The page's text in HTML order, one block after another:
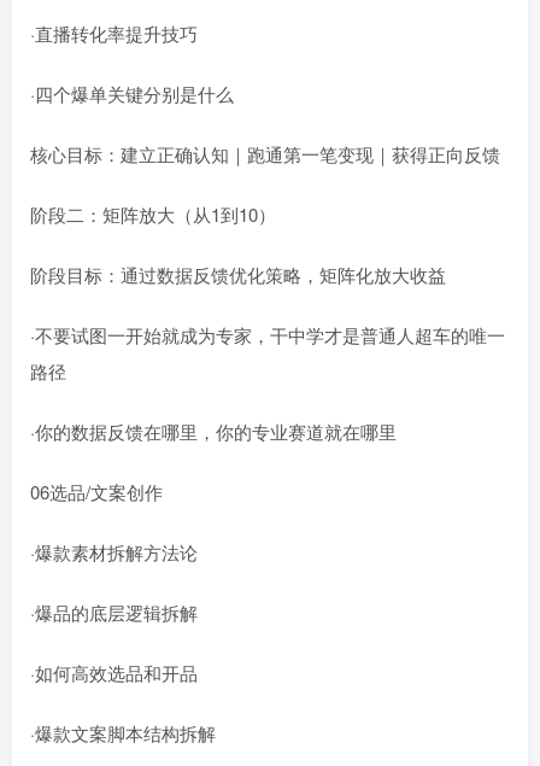
·直播转化率提升技巧
·四个爆单关键分别是什么
核心目标：建立正确认知｜跑通第一笔变现｜获得正向反馈
阶段二：矩阵放大（从1到10）
阶段目标：通过数据反馈优化策略，矩阵化放大收益
·不要试图一开始就成为专家，干中学才是普通人超车的唯一
路径
·你的数据反馈在哪里，你的专业赛道就在哪里
06选品/文案创作
·爆款素材拆解方法论
·爆品的底层逻辑拆解
·如何高效选品和开品
·爆款文案脚本结构拆解